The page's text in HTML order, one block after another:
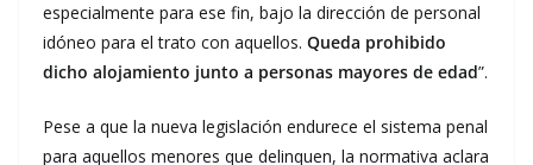
especialmente para ese fin, bajo la dirección de personal
idóneo para el trato con aquellos. Queda prohibido
dicho alojamiento junto a personas mayores de edad”.
Pese a que la nueva legislación endurece el sistema penal
para aquellos menores que delinquen, la normativa aclara